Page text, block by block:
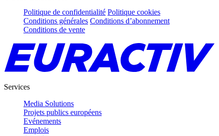
Politique de confidentialité Politique cookies
Conditions générales Conditions d’abonnement
Conditions de vente
Services
Media Solutions
Projets publics européens
Evénements
Emplois